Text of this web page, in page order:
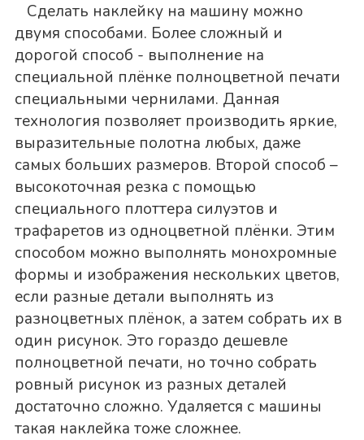
Сделать наклейку на машину можно
двумя способами. Более сложный и
дорогой способ - выполнение на
специальной плёнке полноцветной печати
специальными чернилами. Данная
технология позволяет производить яркие,
выразительные полотна любых, даже
самых больших размеров. Второй способ –
высокоточная резка с помощью
специального плоттера силуэтов и
трафаретов из одноцветной плёнки. Этим
способом можно выполнять монохромные
формы и изображения нескольких цветов,
если разные детали выполнять из
разноцветных плёнок, а затем собрать их в
один рисунок. Это гораздо дешевле
полноцветной печати, но точно собрать
ровный рисунок из разных деталей
достаточно сложно. Удаляется с машины
такая наклейка тоже сложнее.